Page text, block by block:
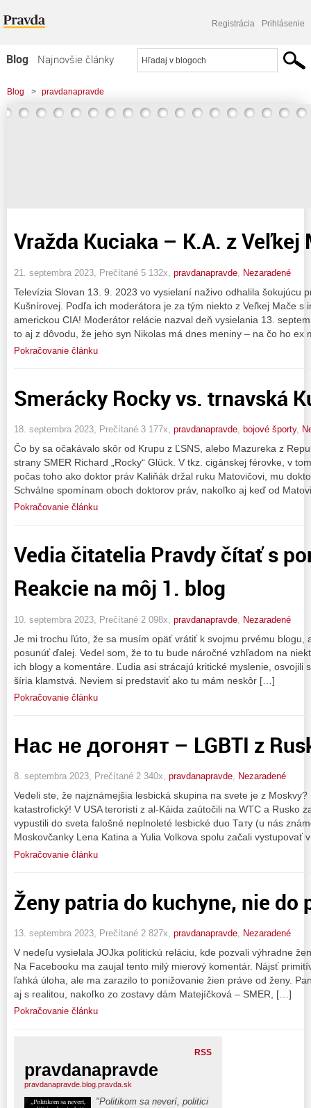
Registrácia Prihlásenie
Blog
Najnovšie články
Najčítanejšie články
Najkomentovanejšie články
Blog > pravdanapravde
Vražda Kuciaka – K.A. z Veľkej
21. septembra 2023, Prečítané 5 132x, pravdanapravde Nezaradené
Televízia Slovan 13. 9. 2023 vo vysielaní naživo odhalila šokujúcu
Kušnírovej. Podľa ich moderátora je za tým niekto z Veľkej Mače s
americkou CIA! Moderátor relácie nazval deň vysielania 13.
to aj z dôvodu, že jeho syn Nikolas má dnes meniny – na čo ho ex
Pokračovanie článku
Smerácky Rocky vs. trnavská
18. septembra 2023, Prečítané 3 177x, pravdanapravde, bojové športy,
Čo by sa očakávalo skôr od Krupu z ĽSNS, alebo Mazureka z
strany SMER Richard „Rocky“ Glück. V tkz. cigánskej férovke, v
počas toho ako doktor práv Kaliňák držal ruku Matovičovi, mu
Schválne spomínam oboch doktorov práv, nakoľko aj keď od
Pokračovanie článku
Vedia čitatelia Pravdy čítať s
Reakcie na môj 1. blog
10. septembra 2023, Prečítané 2 098x, pravdanapravde Nezaradené
Je mi trochu ľúto, že sa musím opäť vrátiť k svojmu prvému blogu,
posunúť ďalej. Vedel som, že to tu bude náročné vzhľadom na
ich blogy a komentáre. Ľudia asi strácajú kritické myslenie, osvojili
šíria klamstvá. Neviem si predstaviť ako tu mám neskôr […]
Pokračovanie článku
Нас не догонят – LGBTI z
8. septembra 2023, Prečítané 2 340x, pravdanapravde, Nezaradené
Vedeli ste, že najznámejšia lesbická skupina na svete je z
katastrofický! V USA teroristi z al-Káida zaútočili na WTC a Rusko
vypustili do sveta falošné neplnoleté lesbické duo Тату (u nás
Moskovčanky Lena Katina a Yulia Volkova spolu začali vystupovať
Pokračovanie článku
Ženy patria do kuchyne, nie do
13. septembra 2023, Prečítané 2 827x, pravdanapravde, Nezaradené
V nedeľu vysielala JOJka politickú reláciu, kde pozvali výhradne
Na Facebooku ma zaujal tento milý mierový komentár. Nájsť
ľahká úloha, ale ma zarazilo to ponižovanie žien práve od ženy.
aj s realitou, nakoľko zo zostavy dám Matejíčková – SMER, […]
Pokračovanie článku
RSS
pravdanapravde
pravdanapravde.blog.pravda.sk
"Politikom sa neverí, politici